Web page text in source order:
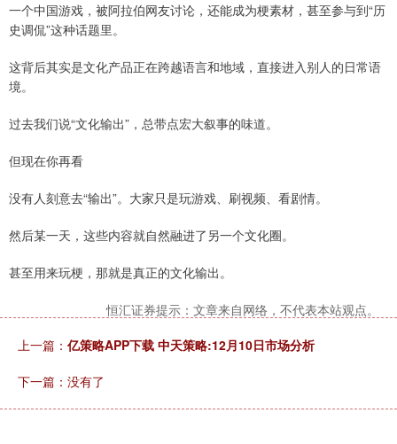
一个中国游戏，被阿拉伯网友讨论，还能成为梗素材，甚至参与到“历
史调侃”这种话题里。
这背后其实是文化产品正在跨越语言和地域，直接进入别人的日常语
境。
过去我们说“文化输出”，总带点宏大叙事的味道。
但现在你再看
没有人刻意去“输出”。大家只是玩游戏、刷视频、看剧情。
然后某一天，这些内容就自然融进了另一个文化圈。
甚至用来玩梗，那就是真正的文化输出。
恒汇证券提示：文章来自网络，不代表本站观点。
上一篇： 亿策略APP下载 中天策略:12月10日市场分析
下一篇：没有了